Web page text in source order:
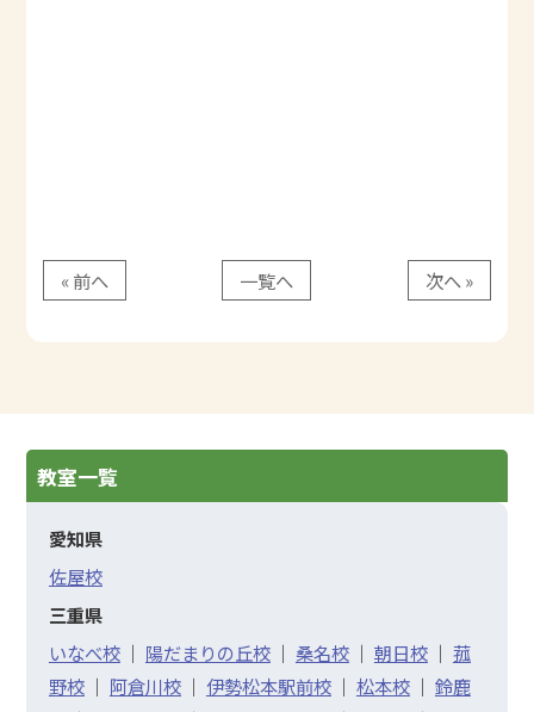
« 前へ 一覧へ 次へ »
教室一覧
愛知県
佐屋校
三重県
いなべ校｜ 陽だまりの丘校｜ 桑名校｜ 朝日校｜ 菰
野校｜ 阿倉川校｜ 伊勢松本駅前校｜ 松本校｜ 鈴鹿